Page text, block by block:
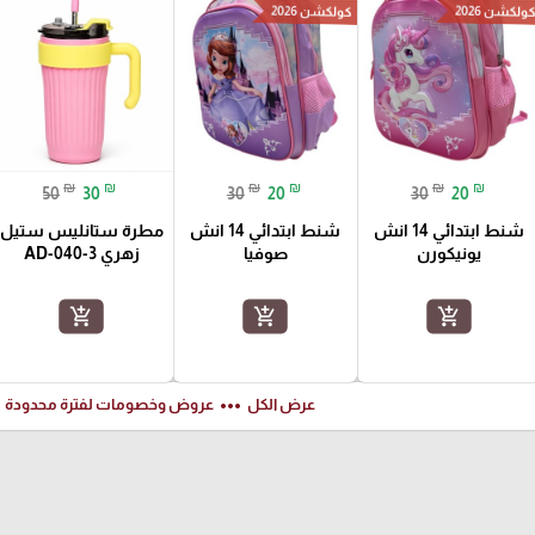
كولكشن 2026
30 ₪ 20 ₪
شنط ابتدائي 14 انش
يونيكورن
add_shopping_cart
كولكشن 2026
30 ₪ 20 ₪
شنط ابتدائي 14 انش
صوفيا
add_shopping_cart
50 ₪ 30 ₪
مطرة ستانليس ستيل
زهري AD-040-3
add_shopping_cart
عرض الكل more_horiz عروض وخصومات لفترة محدودة